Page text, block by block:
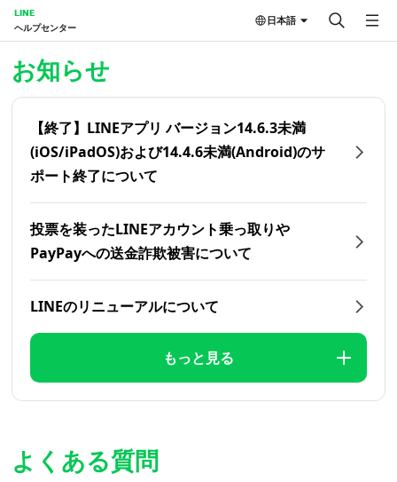
LINE
ヘルプセンター
日本語
お知らせ
【終了】LINEアプリ バージョン14.6.3未満
(iOS/iPadOS)および14.4.6未満(Android)のサ
ポート終了について
投票を装ったLINEアカウント乗っ取りや
PayPayへの送金詐欺被害について
LINEのリニューアルについて
もっと見る
よくある質問